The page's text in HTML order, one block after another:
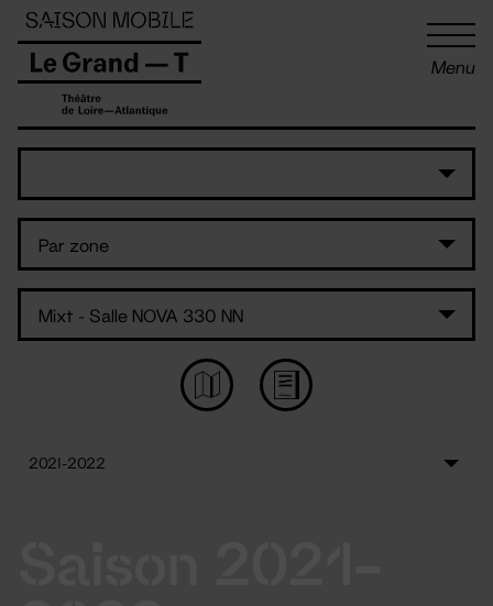
Menu
Panneau de gestion des cookies